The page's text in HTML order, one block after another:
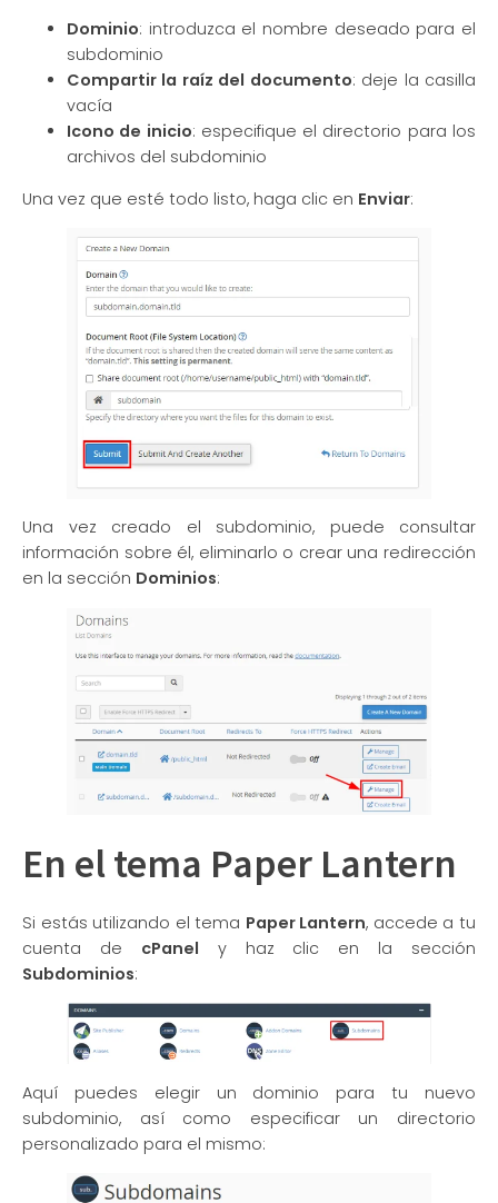
Dominio: introduzca el nombre deseado para el
subdominio
Compartir la raíz del documento: deje la casilla
vacía
Icono de inicio: especifique el directorio para los
archivos del subdominio
Una vez que esté todo listo, haga clic en Enviar:
Una vez creado el subdominio, puede consultar
información sobre él, eliminarlo o crear una redirección
en la sección Dominios:
En el tema Paper Lantern
Si estás utilizando el tema Paper Lantern, accede a tu
cuenta de cPanel y haz clic en la sección
Subdominios:
Aquí puedes elegir un dominio para tu nuevo
subdominio, así como especificar un directorio
personalizado para el mismo: